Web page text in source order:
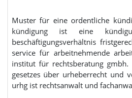
Muster für eine ordentliche
kündigung ist eine
beschäftigungsverhältnis
service für arbeitnehmende
institut für rechtsberatung
gesetzes über urheberrecht und
urhg ist rechtsanwalt und